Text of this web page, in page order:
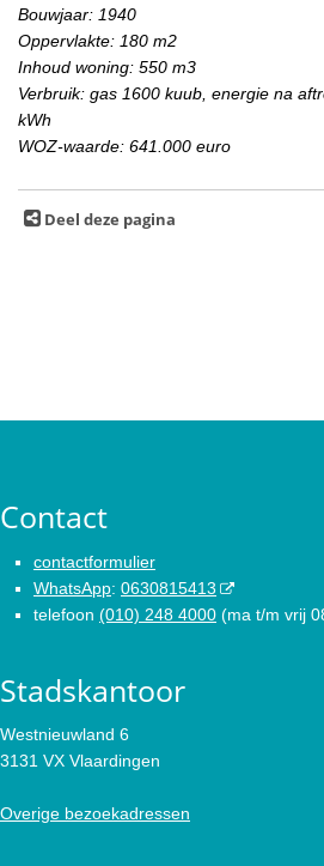
Bouwjaar: 1940
Oppervlakte: 180 m2
Inhoud woning: 550 m3
Verbruik: gas 1600 kuub, energie na
kWh
WOZ-waarde: 641.000 euro
Deel deze pagina
Contact
contactformulier
WhatsApp: 0630815413
telefoon (010) 248 4000 (ma t/m vrij
Stadskantoor
Westnieuwland 6
3131 VX Vlaardingen
Overige bezoekadressen